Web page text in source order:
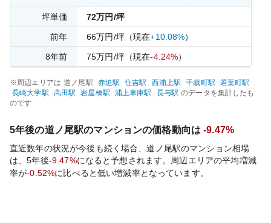
坪単価 72万円/坪
前年 66万円/坪（現在+10.08%）
8年前 75万円/坪（現在-4.24%）
※周辺エリアは 道ノ尾駅 赤迫駅 住吉駅 西浦上駅 千歳町駅 若葉町駅
長崎大学駅 高田駅 岩屋橋駅 浦上車庫駅 長与駅 のデータを集計したも
のです
5年後の道ノ尾駅のマンションの価格動向は -9.47%
直近数年の状況が今後も続く場合、道ノ尾駅のマンション相場
は、5年後-9.47%になると予想されます。周辺エリアの平均増減
率が-0.52%に比べると低い増減率となっています。